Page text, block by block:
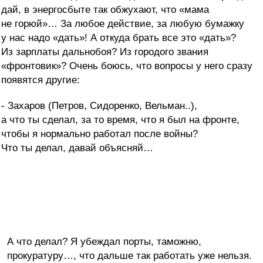
дай, в энергосбыте так обжухают, что «мама
не горюй»… За любое действие, за любую бумажку
у нас надо «дать»! А откуда брать все это «дать»?
Из зарплаты дальнобоя? Из городого звания
«фронтовик»? Очень боюсь, что вопросы у него сразу
появятся другие:
- Захаров (Петров, Сидоренко, Вельман..),
а что ты сделал, за то время, что я был на фронте,
чтобы я нормально работал после войны?
Что ты делал, давай объясняй…
А что делал? Я убеждал порты, таможню,
прокуратуру…, что дальше так работать уже нельзя.